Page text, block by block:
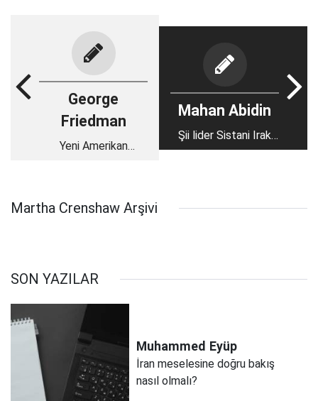
George
Friedman
Yeni Amerikan
Mahan Abidin
Şii lider Sistani Irak
siyasetinde etkisini
Martha Crenshaw Arşivi
SON YAZILAR
Muhammed Eyüp
İran meselesine doğru bakış
nasıl olmalı?